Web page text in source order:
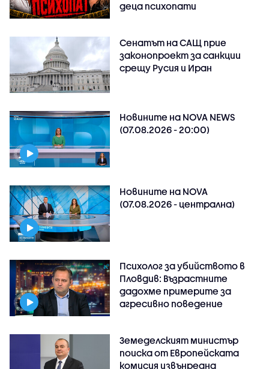
деца психопати
Сенатът на САЩ прие
законопроект за санкции
срещу Русия и Иран
Новините на NOVA NEWS
(07.08.2026 - 20:00)
Новините на NOVA
(07.08.2026 - централна)
Психолог за убийството в
Пловдив: Възрастните
дадохме примерите за
агресивно поведение
Земеделският министър
поиска от Европейската
комисия извънредна